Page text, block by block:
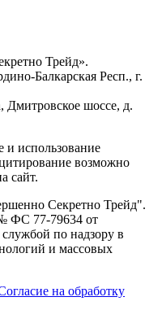
Трейд».
Балкарская Респ., г.
Дмитровское шоссе, д.
использование
возможно
сайт.
Секретно Трейд".
ФС 77-79634 от
по надзору в
и массовых
на обработку